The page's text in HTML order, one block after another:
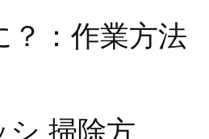
？：作業方法
シ 掃除方